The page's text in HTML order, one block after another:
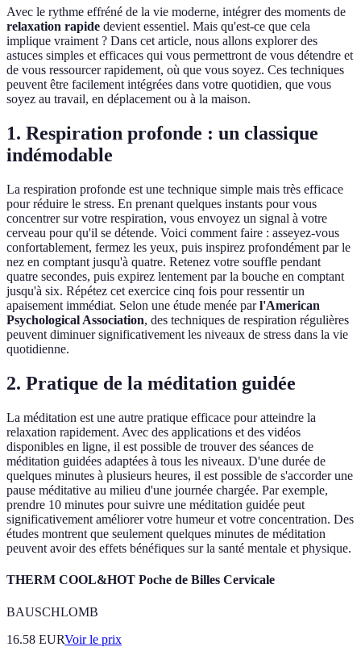
Avec le rythme effréné de la vie moderne, intégrer des moments de
relaxation rapide devient essentiel. Mais qu'est-ce que cela
implique vraiment ? Dans cet article, nous allons explorer des
astuces simples et efficaces qui vous permettront de vous détendre et
de vous ressourcer rapidement, où que vous soyez. Ces techniques
peuvent être facilement intégrées dans votre quotidien, que vous
soyez au travail, en déplacement ou à la maison.
1. Respiration profonde : un classique
indémodable
La respiration profonde est une technique simple mais très efficace
pour réduire le stress. En prenant quelques instants pour vous
concentrer sur votre respiration, vous envoyez un signal à votre
cerveau pour qu'il se détende. Voici comment faire : asseyez-vous
confortablement, fermez les yeux, puis inspirez profondément par le
nez en comptant jusqu'à quatre. Retenez votre souffle pendant
quatre secondes, puis expirez lentement par la bouche en comptant
jusqu'à six. Répétez cet exercice cinq fois pour ressentir un
apaisement immédiat. Selon une étude menée parl'American
Psychological Association, des techniques de respiration régulières
peuvent diminuer significativement les niveaux de stress dans la vie
quotidienne.
2. Pratique de la méditation guidée
La méditation est une autre pratique efficace pour atteindre la
relaxation rapidement. Avec des applications et des vidéos
disponibles en ligne, il est possible de trouver des séances de
méditation guidées adaptées à tous les niveaux. D'une durée de
quelques minutes à plusieurs heures, il est possible de s'accorder une
pause méditative au milieu d'une journée chargée. Par exemple,
prendre 10 minutes pour suivre une méditation guidée peut
significativement améliorer votre humeur et votre concentration. Des
études montrent que seulement quelques minutes de méditation
peuvent avoir des effets bénéfiques sur la santé mentale et physique.
THERM COOL&HOT Poche de Billes Cervicale
BAUSCHLOMB
16.58 EURVoir le prix